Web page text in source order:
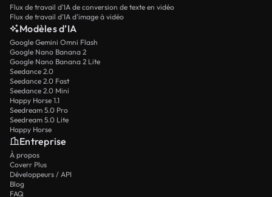
Flux de travail d’IA de conversion de texte en vidéo
Flux de travail d’IA d’image à vidéo
Modèles d’IA
Google Gemini Omni Flash
Google Nano Banana 2
Google Nano Banana 2 Lite
Seedance 2.0
Seedance 2.0 Fast
Seedance 2.0 Mini
Happy Horse 1.1
Seedream 5.0 Pro
Seedream 5.0 Lite
Happy Horse
Entreprise
À propos
Coverr Plus
Développeurs / API
Blog
FAQ